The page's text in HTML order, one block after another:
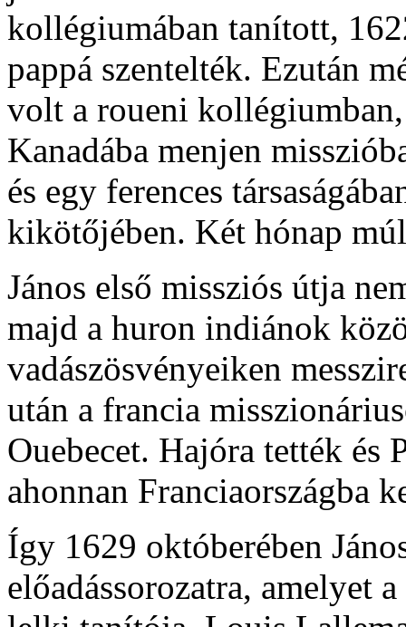
kollégiumában tanított,
pappá szentelték. Ezután
volt a roueni
Kanadába menjen
és egy ferences
kikötőjében. Két hónap
János első missziós útja
majd a huron indiánok
vadászösvényeiken
után a francia
Ouebecet. Hajóra tették
ahonnan Franciaországba
Így 1629 októberében
előadássorozatra, amelyet